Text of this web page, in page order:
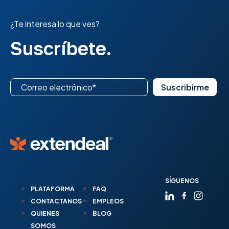
¿Te interesa lo que ves?
Suscríbete.
PLATAFORMA
CONTACTANOS
QUIENES
SOMOS
FAQ
EMPLEOS
BLOG
SÍGUENOS